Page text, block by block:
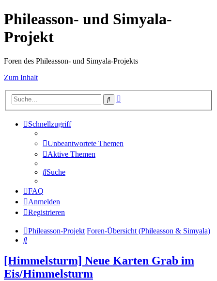
Phileasson- und Simyala-
Projekt
Foren des Phileasson- und Simyala-Projekts
Zum Inhalt
Suche
Schnellzugriff
Unbeantwortete Themen
Aktive Themen
Suche
FAQ
Anmelden
Registrieren
Phileasson-Projekt Foren-Übersicht (Phileasson & Simyala)
Suche
[Himmelsturm] Neue Karten Grab im
Eis/Himmelsturm